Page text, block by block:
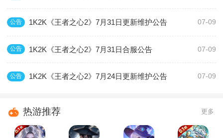
公告 1K2K《王者之心2》7月31日更新维护公告 07-09
公告 1K2K《王者之心2》7月31日合服公告 07-09
公告 1K2K《王者之心2》7月24日更新维护公告 07-09
热游推荐 更多